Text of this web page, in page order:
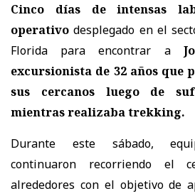
Cinco días de intensas
operativo desplegado en el
Florida para encontrar a
excursionista de 32 años que
sus cercanos luego de
mientras realizaba trekking.
Durante este sábado,
continuaron recorriendo el
alrededores con el objetivo de